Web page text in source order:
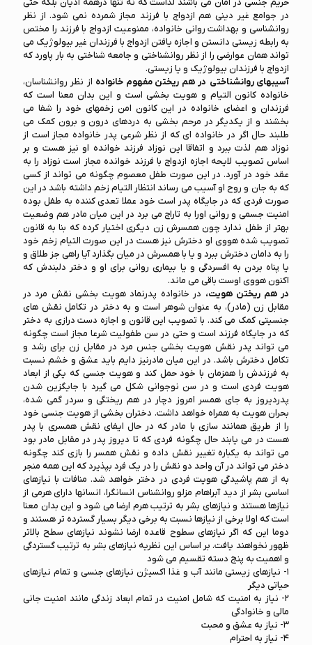
حریم جنسی در امان می باشند لذاست که نه تنها درهمه ادیان بلکه حتی
در جوامع غیر دینی هم ازدواج با فرزند مجاز شمرده نمی شود. از نظر
روانشناسی و بهداشت روانی خانواده، ممنوعیت ازدواج با فرزند را مختص
به رابطه زیستی دانستن و اجازه یافتن ازدواج با فرزندان غیر بیولوژیک می
تواند همان عوارضی را از نظر روانشناختی و جامعه شناختی به بار پاورد که
ازدواج با فرزندان بیولوژیک و یا زیستی.
آسیبهای روانشناختی در هم ریختن مفهوم خانواده از نظر روانشناسان،
خانواده کانون التیام و هویت بخشی است و این بدان معنا است که
فرزندان و اعضای خانواده در این کانون امن زخمهای خود را شفا می
بخشند و از یکدیگر در مرحم بخشی به دردهای درون و برون کمک می
طلبند حال اگر در خانواده ای که از نظر شرعی پدر خانواده مجاز است از
نوزاد هم لذت ببرد و اتفاقا این نوزاد فرزند خوانده او نیز هست و بر
اساس تصویب لایحه اجازه ازدواج با فرزند خوانده مجاز است نوزاد را به
عقد خود در آورد. در این صورت طفل معصوم چگونه می تواند از کسی
که به جان و روح او آسیب می رساند انتظار التیام زخم داشته باشد در این
صورت فردی که در جایگاه پدر است خود عملا تعدی کننده به طفل بوده
امنیت جسمی و روانی اورا به تاراج می برد در این میان مادر هم وضعیت
بهتر از طفل ندارد چون همسرش زن دیگری اختیار کرده که بنا به قانون
تصویب شده هووی او دخترش نیز هست در این صورت التیام زخم خود
را به دامان دخترش ببرد و یا با همسرش در میان بگذارد آیا راهی جز طلاق و
یا پناه بردن به افسردگی و یا بیماری روانی برای او و دختر دلبندش که
اکنون هووی اوست باقی می ماند.
در هم ریختن هویت، در خانواده پدرنماد هویت بخشی نقش مرد در
مقابل زن (مادر)، به عنوان شوهر است و به دختر در تکامل نقش های
جنسیتی کمک می کند. با تصویب این قانون و اجازه دست درازی به دختر
که در جایگاه فرزند است و حتی در سن طفولیت شرعا مجاز است چگونه
می تواند پدر نقش هویت بخشی جنس مرد در مقابل زن برای رشد و
تکامل دخترش باشد. در این میان مادرنیز دایم باید عشق و خشم نسبت
به فرزندش را همزمان با خود حمل کند و هویت جنسی که یکی از ابعاد
هویت فردی است و در سن نوجوانی شکل می گیرد با جایگزین شدن
پدردیروز به جای همسر امروز دچار در هم ریختگی و سردر گمی شده،
بحران هویت به همراه خواهد داشت. دختران بخشی از هویت جنسی خود
را از طریق همانند سازی با مادر که در حال ایفای نقش همسری با پدر
هست در می یابند حال چگونه فردی که تا دیروز پدر در مقابل مادر بود
می تواند به یکباره تغییر نقش داده و نقش همسر را بازی کند چگونه
دختر می تواند در آن واحد دو نقش را در یک فرد بپذیرد که این همه منجر
به از هم پاشیدگی هویت فردی در دختر خواهد شد. منافات با نیازهای
اساسی بشر از دید آبراهام مزلو روانشناس انسانگرا، انسانها دارای هرمی از
نیازها هستند و نیازهای بشر به ترتیب هرم ارضا می شود و این بدان معنا
است که اولا برخی از نیازها نسبت به برخی دیگر بسیار گسترده تر هستند و
دوما این که اگر نیازهای سطوح قاعده ارضا نشوند نیازهای سطح بالاتر
ظهور نخواهند یافت. بر اساس این نظریه نیازهای بشر به ترتیب گستردگی
و اهمیت به پنج دسته تقسیم می شود
۱- نیازهای زیستی مانند آب و غذا اکسیژن نیازهای جنسی و تمام نیازهای
حیاتی دیگر
۲- نیاز به امنیت که شامل امنیت در تمام ابعاد زندگی مانند امنیت جانی
مالی و خانوادگی
۳- نیاز به عشق و محبت
۴- نیاز به احترام